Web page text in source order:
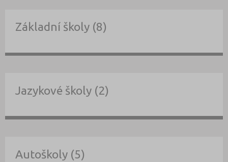
Základní školy (8)
Jazykové školy (2)
Autoškoly (5)